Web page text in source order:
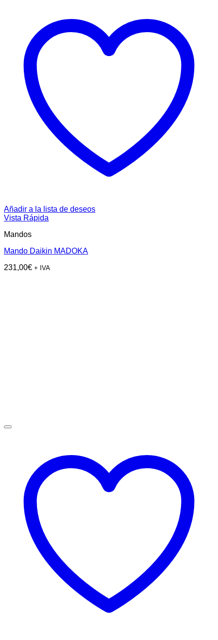
Añadir a la lista de deseos
Vista Rápida
Mandos
Mando Daikin MADOKA
231,00€ + IVA